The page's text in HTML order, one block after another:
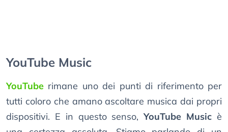
YouTube Music
YouTube rimane uno dei punti di riferimento per
tutti coloro che amano ascoltare musica dai propri
dispositivi. E in questo senso,YouTube Music è